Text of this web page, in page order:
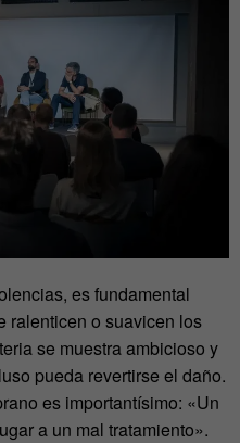
es fundamental
ralenticen o suavicen los
se muestra ambicioso y
pueda revertirse el daño.
es importantísimo: «Un
a un mal tratamiento».